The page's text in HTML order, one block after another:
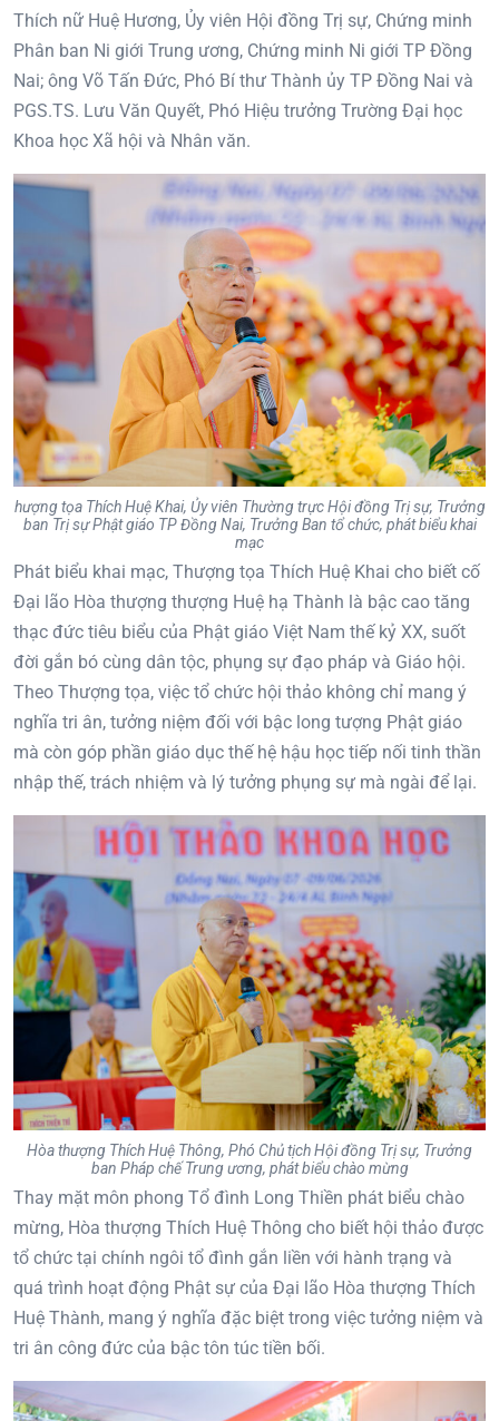
Thích nữ Huệ Hương, Ủy viên Hội đồng Trị sự, Chứng minh
Phân ban Ni giới Trung ương, Chứng minh Ni giới TP Đồng
Nai; ông Võ Tấn Đức, Phó Bí thư Thành ủy TP Đồng Nai và
PGS.TS. Lưu Văn Quyết, Phó Hiệu trưởng Trường Đại học
Khoa học Xã hội và Nhân văn.
hượng tọa Thích Huệ Khai, Ủy viên Thường trực Hội đồng Trị sự, Trưởng
ban Trị sự Phật giáo TP Đồng Nai, Trưởng Ban tổ chức, phát biểu khai
mạc
Phát biểu khai mạc, Thượng tọa Thích Huệ Khai cho biết cố
Đại lão Hòa thượng thượng Huệ hạ Thành là bậc cao tăng
thạc đức tiêu biểu của Phật giáo Việt Nam thế kỷ XX, suốt
đời gắn bó cùng dân tộc, phụng sự đạo pháp và Giáo hội.
Theo Thượng tọa, việc tổ chức hội thảo không chỉ mang ý
nghĩa tri ân, tưởng niệm đối với bậc long tượng Phật giáo
mà còn góp phần giáo dục thế hệ hậu học tiếp nối tinh thần
nhập thế, trách nhiệm và lý tưởng phụng sự mà ngài để lại.
Hòa thượng Thích Huệ Thông, Phó Chủ tịch Hội đồng Trị sự, Trưởng
ban Pháp chế Trung ương, phát biểu chào mừng
Thay mặt môn phong Tổ đình Long Thiền phát biểu chào
mừng, Hòa thượng Thích Huệ Thông cho biết hội thảo được
tổ chức tại chính ngôi tổ đình gắn liền với hành trạng và
quá trình hoạt động Phật sự của Đại lão Hòa thượng Thích
Huệ Thành, mang ý nghĩa đặc biệt trong việc tưởng niệm và
tri ân công đức của bậc tôn túc tiền bối.